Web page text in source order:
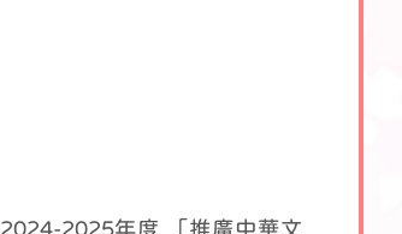
2024-2025年度 「推廣中華文